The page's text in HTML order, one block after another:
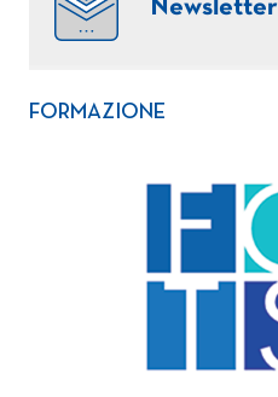
Newsletter
FORMAZIONE